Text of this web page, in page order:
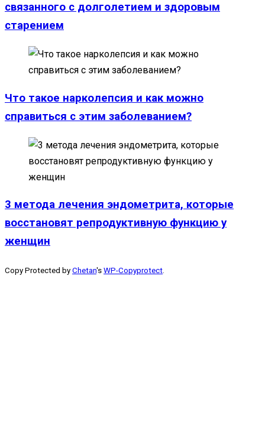
связанного с долголетием и здоровым
старением
Что такое нарколепсия и как можно
справиться с этим заболеванием?
3 метода лечения эндометрита, которые
восстановят репродуктивную функцию у
женщин
Copy Protected by Chetan's WP-Copyprotect.